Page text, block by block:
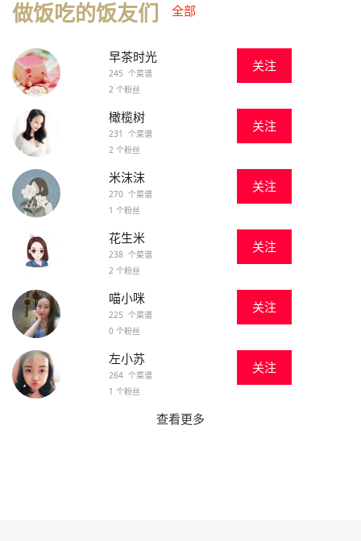
做饭吃的饭友们 全部
早茶时光
245 个菜谱
2 个粉丝
关注
橄榄树
231 个菜谱
2 个粉丝
关注
米沫沫
270 个菜谱
1 个粉丝
关注
花生米
238 个菜谱
2 个粉丝
关注
喵小咪
225 个菜谱
0 个粉丝
关注
左小苏
264 个菜谱
1 个粉丝
关注
查看更多